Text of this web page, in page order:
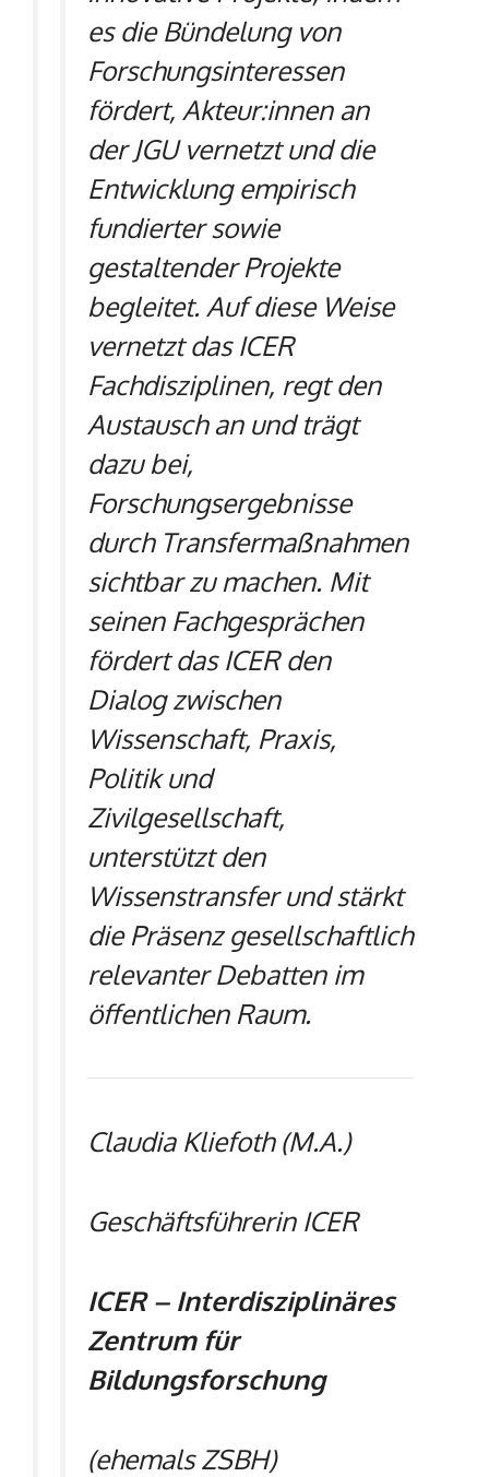
es die Bündelung von
Forschungsinteressen
fördert, Akteur:innen an
der JGU vernetzt und die
Entwicklung empirisch
fundierter sowie
gestaltender Projekte
begleitet. Auf diese Weise
vernetzt das ICER
Fachdisziplinen, regt den
Austausch an und trägt
dazu bei,
Forschungsergebnisse
durch Transfermaßnahmen
sichtbar zu machen. Mit
seinen Fachgesprächen
fördert das ICER den
Dialog zwischen
Wissenschaft, Praxis,
Politik und
Zivilgesellschaft,
unterstützt den
Wissenstransfer und stärkt
die Präsenz gesellschaftlich
relevanter Debatten im
öffentlichen Raum.
Claudia Kliefoth (M.A.)
Geschäftsführerin ICER
ICER– Interdisziplinäres
Zentrum für
Bildungsforschung
(ehemals ZSBH)